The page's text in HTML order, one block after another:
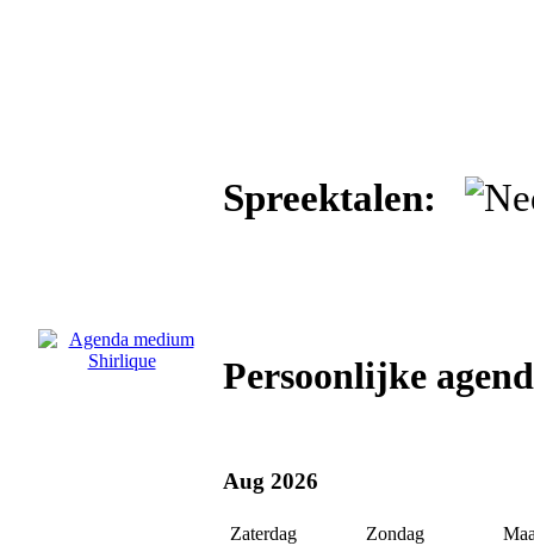
Spreektalen:
Persoonlijke
Aug 2026
Zaterdag Zondag